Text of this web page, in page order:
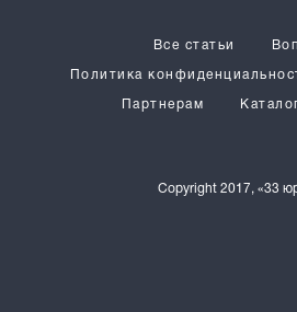
Copyright 2017, «33
Все статьи
Политика
Партнерам